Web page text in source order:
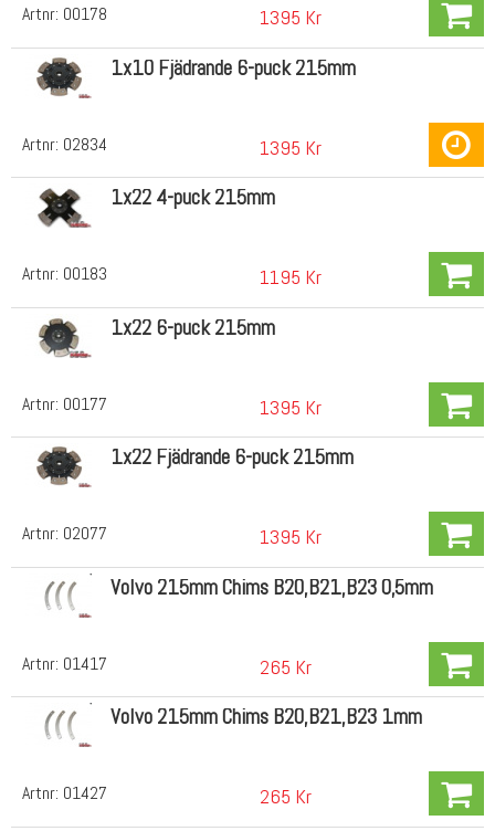
Artnr: 00178 1395 Kr
Artnr: 02834
1x10 Fjädrande 6-puck 215mm
1395 Kr
Artnr: 00183
1x22 4-puck 215mm
1195 Kr
Artnr: 00177
1x22 6-puck 215mm
1395 Kr
Artnr: 02077
1x22 Fjädrande 6-puck 215mm
1395 Kr
Artnr: 01417
Volvo 215mm Chims B20,B21,B23 0,5mm
265 Kr
Artnr: 01427
Volvo 215mm Chims B20,B21,B23 1mm
265 Kr